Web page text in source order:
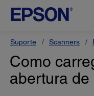
Suporte Scanners
Como
abertura de